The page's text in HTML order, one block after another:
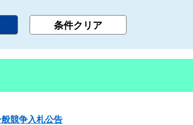
競争入札公告